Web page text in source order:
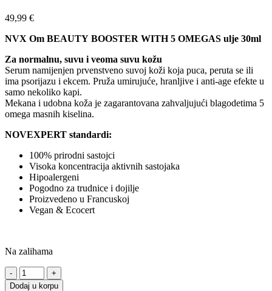
49,99 €
NVX Om BEAUTY BOOSTER WITH 5 OMEGAS ulje 30ml
Za normalnu, suvu i veoma suvu kožu
Serum namijenjen prvenstveno suvoj koži koja puca, peruta se ili
ima psorijazu i ekcem. Pruža umirujuće, hranljive i anti-age efekte u
samo nekoliko kapi.
Mekana i udobna koža je zagarantovana zahvaljujući blagodetima 5
omega masnih kiselina.
NOVEXPERT standardi:
100% prirodni sastojci
Visoka koncentracija aktivnih sastojaka
Hipoalergeni
Pogodno za trudnice i dojilje
Proizvedeno u Francuskoj
Vegan & Ecocert
Na zalihama
Dodaj u korpu